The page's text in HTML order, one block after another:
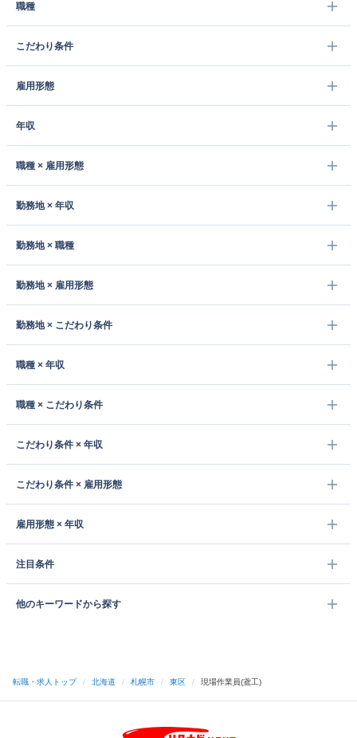
職種
こだわり条件
雇用形態
年収
職種 × 雇用形態
勤務地 × 年収
勤務地 × 職種
勤務地 × 雇用形態
勤務地 × こだわり条件
職種 × 年収
職種 × こだわり条件
こだわり条件 × 年収
こだわり条件 × 雇用形態
雇用形態 × 年収
注目条件
他のキーワードから探す
転職・求人トップ / 北海道 / 札幌市 / 東区 / 現場作業員(鳶工)